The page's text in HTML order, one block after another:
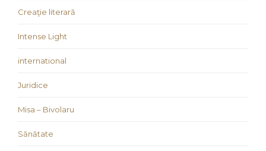
Creaţie literară
Intense Light
international
Juridice
Misa – Bivolaru
Sănătate